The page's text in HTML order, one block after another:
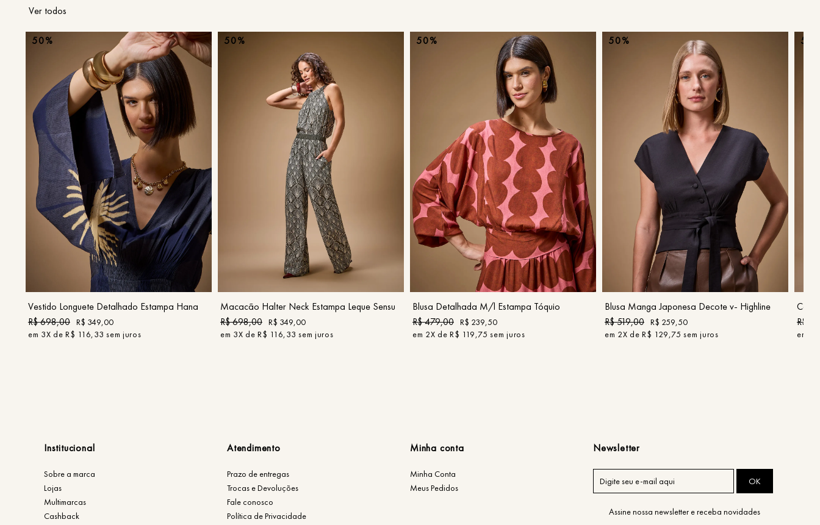
Ver todos
50%
P M
COMPRAR
Vestido Longuete Detalhado Estampa Hana
R$698,00 R$ 349,00
em 3X deR$ 116,33 sem juros
50%
M GG
COMPRAR
Macacão Halter Neck Estampa Leque Sensu
R$698,00 R$ 349,00
em 3X deR$ 116,33 sem juros
50%
P G GG
COMPRAR
Blusa Detalhada M/l Estampa Tóquio
R$479,00 R$ 239,50
em 2X deR$ 119,75 sem juros
50%
COMPRAR
Blusa Manga Japonesa Decote v- Highline
R$519,00 R$ 259,50
em 2X deR$ 129,75 sem juros
R$
em
Institucional
Sobre a marca
Lojas
Multimarcas
Cashback
Atendimento
Prazo de entregas
Trocas e Devoluções
Fale conosco
Política de Privacidade
Minha conta
Minha Conta
Meus Pedidos
Newsletter
OK
Assine nossa newsletter e receba novidades